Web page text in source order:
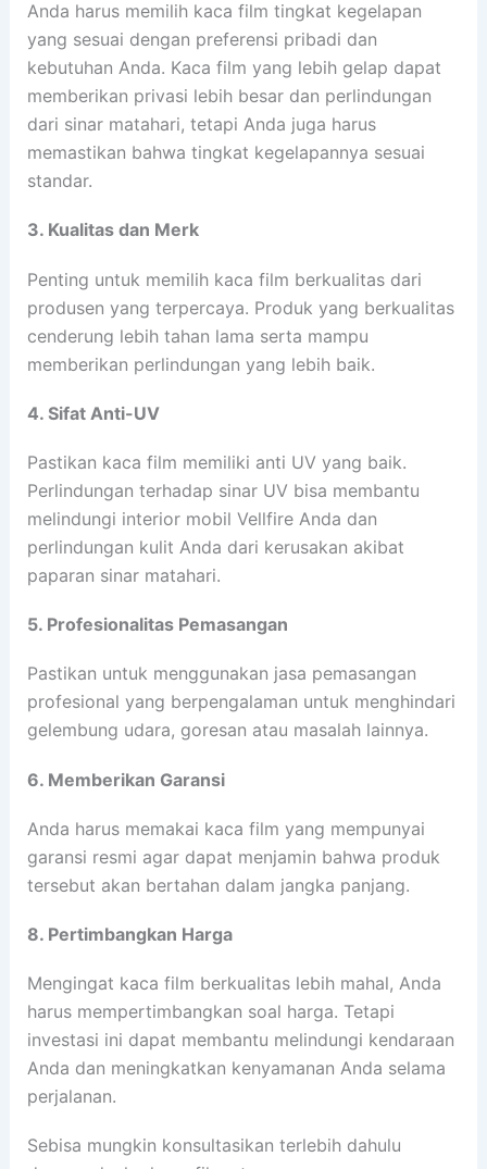
Anda harus memilih kaca film tingkat kegelapan
yang sesuai dengan preferensi pribadi dan
kebutuhan Anda. Kaca film yang lebih gelap dapat
memberikan privasi lebih besar dan perlindungan
dari sinar matahari, tetapi Anda juga harus
memastikan bahwa tingkat kegelapannya sesuai
standar.
3. Kualitas dan Merk
Penting untuk memilih kaca film berkualitas dari
produsen yang terpercaya. Produk yang berkualitas
cenderung lebih tahan lama serta mampu
memberikan perlindungan yang lebih baik.
4. Sifat Anti-UV
Pastikan kaca film memiliki anti UV yang baik.
Perlindungan terhadap sinar UV bisa membantu
melindungi interior mobil Vellfire Anda dan
perlindungan kulit Anda dari kerusakan akibat
paparan sinar matahari.
5. Profesionalitas Pemasangan
Pastikan untuk menggunakan jasa pemasangan
profesional yang berpengalaman untuk menghindari
gelembung udara, goresan atau masalah lainnya.
6. Memberikan Garansi
Anda harus memakai kaca film yang mempunyai
garansi resmi agar dapat menjamin bahwa produk
tersebut akan bertahan dalam jangka panjang.
8. Pertimbangkan Harga
Mengingat kaca film berkualitas lebih mahal, Anda
harus mempertimbangkan soal harga. Tetapi
investasi ini dapat membantu melindungi kendaraan
Anda dan meningkatkan kenyamanan Anda selama
perjalanan.
Sebisa mungkin konsultasikan terlebih dahulu